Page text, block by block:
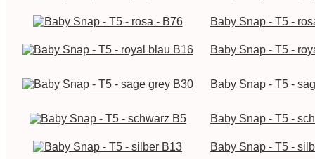
Baby Snap - T5 -
Baby Snap - T5 -
Baby Snap - T5 -
Baby Snap - T5 -
Baby Snap - T5 -